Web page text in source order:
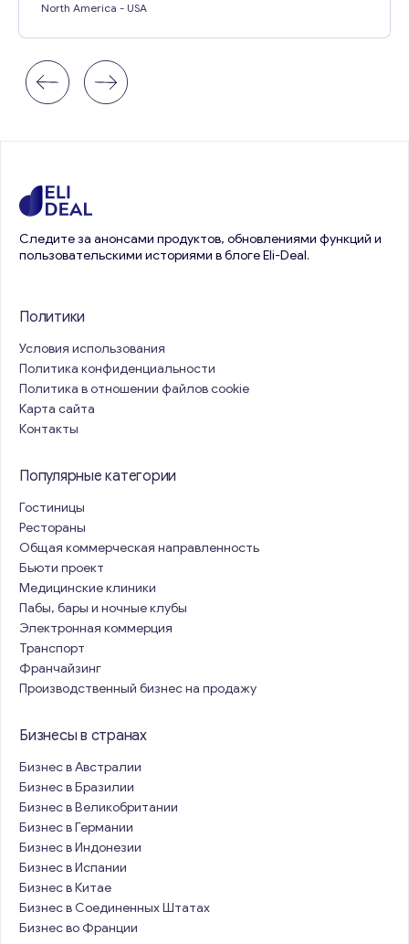
North America - USA
Следите за анонсами продуктов, обновлениями функций и
пользовательскими историями в блоге Eli-Deal.
Политики
Условия использования
Политика конфиденциальности
Политика в отношении файлов cookie
Карта сайта
Контакты
Популярные категории
Гостиницы
Рестораны
Общая коммерческая направленность
Бьюти проект
Медицинские клиники
Пабы, бары и ночные клубы
Электронная коммерция
Транспорт
Франчайзинг
Производственный бизнес на продажу
Бизнесы в странах
Бизнес в Австралии
Бизнес в Бразилии
Бизнес в Великобритании
Бизнес в Германии
Бизнес в Индонезии
Бизнес в Испании
Бизнес в Китае
Бизнес в Соединенных Штатах
Бизнес во Франции